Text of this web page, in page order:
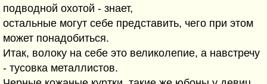
подводной охотой - знает,
остальные могут себе представить, чего при этом
может понадобиться.
Итак, волоку на себе это великолепие, а навстречу
- тусовка металлистов.